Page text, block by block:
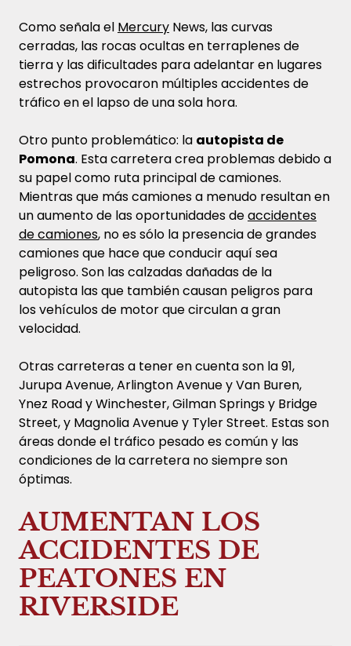
Como señala el Mercury News, las curvas
cerradas, las rocas ocultas en terraplenes de
tierra y las dificultades para adelantar en lugares
estrechos provocaron múltiples accidentes de
tráfico en el lapso de una sola hora.
Otro punto problemático: la autopista de
Pomona. Esta carretera crea problemas debido a
su papel como ruta principal de camiones.
Mientras que más camiones a menudo resultan en
un aumento de las oportunidades deaccidentes
de camiones, no es sólo la presencia de grandes
camiones que hace que conducir aquí sea
peligroso. Son las calzadas dañadas de la
autopista las que también causan peligros para
los vehículos de motor que circulan a gran
velocidad.
Otras carreteras a tener en cuenta son la 91,
Jurupa Avenue, Arlington Avenue y Van Buren,
Ynez Road y Winchester, Gilman Springs y Bridge
Street, y Magnolia Avenue y Tyler Street. Estas son
áreas donde el tráfico pesado es común y las
condiciones de la carretera no siempre son
óptimas.
AUMENTAN LOS
ACCIDENTES DE
PEATONES EN
RIVERSIDE